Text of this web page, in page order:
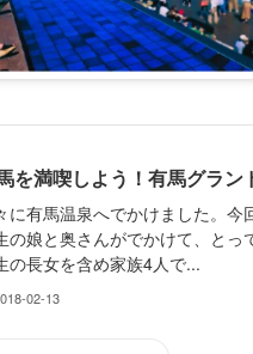
を満喫しよう！有馬グラ
に有馬温泉へでかけました。
の娘と奥さんがでかけて、とっ
の長女を含め家族4人で...
02-13